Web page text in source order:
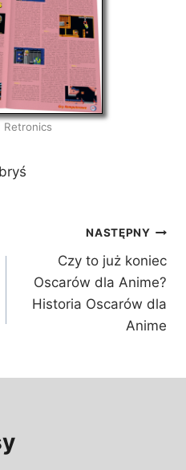
Retronics
NASTĘPNY
Czy to już koniec
Oscarów dla Anime?
Historia Oscarów dla
Anime